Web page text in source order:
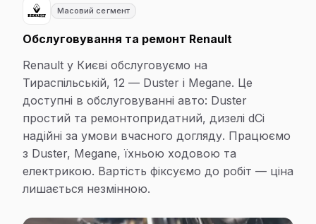
Масовий сегмент
Обслуговування та ремонт Renault
Renault у Києві обслуговуємо на
Тираспільській, 12 — Duster і Megane. Це
доступні в обслуговуванні авто: Duster
простий та ремонтопридатний, дизелі dCi
надійні за умови вчасного догляду. Працюємо
з Duster, Megane, їхньою ходовою та
електрикою. Вартість фіксуємо до робіт — ціна
лишається незмінною.